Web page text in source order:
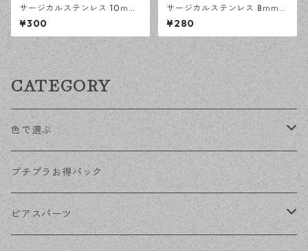
サージカルステンレス 10ｍｍ
平皿 フリーサイズ リング台 シ
ルバー 5個 アレルギー対応 ア
クセサリーパーツ ハンドメイ
ド資材 【en工房】
¥300
サージカルステンレス 8ｍｍ
平皿 フリーサイズ リング台 シ
ルバー 5個 アレルギー対応 ア
クセサリーパーツ ハンドメイ
ド資材 【en工房】
¥280
CATEGORY
色で選ぶ
KCゴールド
ゴールド
プチプラお得パック
ピアスパーツ